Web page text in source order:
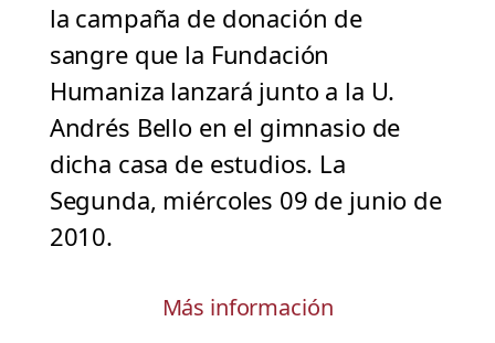
la campaña de donación de
sangre que la Fundación
Humaniza lanzará junto a la U.
Andrés Bello en el gimnasio de
dicha casa de estudios. La
Segunda, miércoles 09 de junio de
2010.
Más información